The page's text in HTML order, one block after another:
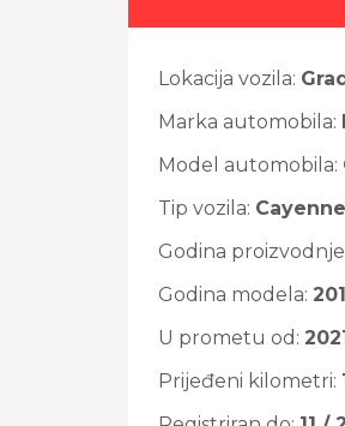
Lokacija vozila:
Marka automobila:
Model automobila:
Tip vozila:
Godina
Godina modela:
U prometu od:
Prijeđeni kilometri: